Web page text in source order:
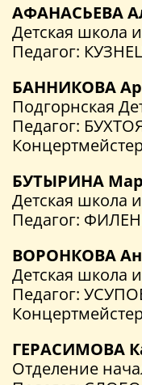
АФАНАСЬЕВА
Детская школа
Педагог:
БАННИКОВА
Подгорнская
Педагог:
БУТЫРИНА
Детская школа
Педагог:
ВОРОНКОВА
Детская школа
Педагог:
ГЕРАСИМОВА
Отделение